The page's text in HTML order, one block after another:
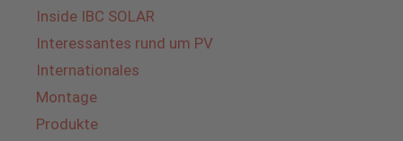
Inside IBC SOLAR
Interessantes rund um PV
Internationales
Montage
Produkte